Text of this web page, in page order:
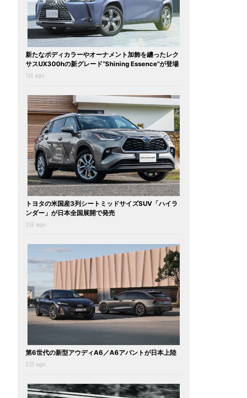
新たなボディカラーやオーナメント加飾を纏ったレク
サスUX300hの新グレード“Shining Essence”が登場
1日 ago
トヨタの米国産3列シートミッドサイズSUV「ハイラ
ンダー」が日本全国展開で発売
2日 ago
第6世代の新型アウディA6／A6アバントが日本上陸
2日 ago